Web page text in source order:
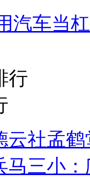
汽车当
行
云社孟
马三小